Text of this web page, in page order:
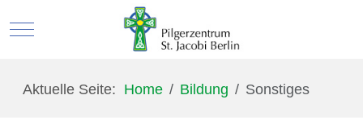
Mobile Menu Toggle
Aktuelle Seite: Home Bildung Sonstiges